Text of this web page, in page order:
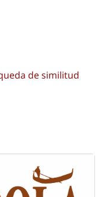
de similitud